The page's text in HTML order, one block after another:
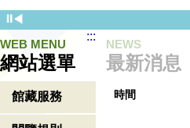
⏸◀
WEB MENU
網站選單
館藏服務
:::
最新消息
NEWS
時間